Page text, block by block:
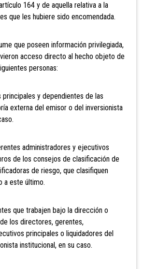
164 y de aquella relativa a la
que les hubiere sido encomendada.
que poseen información privilegiada,
acceso directo al hecho objeto de
personas:
y dependientes de las
externa del emisor o del inversionista
administradores y ejecutivos
de los consejos de clasificación de
de riesgo, que clasifiquen
a este último.
que trabajen bajo la dirección o
los directores, gerentes,
principales o liquidadores del
institucional, en su caso.